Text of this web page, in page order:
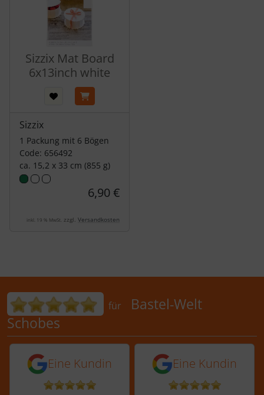
Sizzix Mat Board
6x13inch white
Sizzix
1 Packung mit 6 Bögen
Code: 656492
ca. 15,2 x 33 cm (855 g)
6,90 €
inkl. 19 % MwSt. zzgl. Versandkosten
Bewertungen für Bastel-Welt
für
Bastel-Welt
Schobes
5 von 5 Sternen von einer Kundin vor
Eine Kundin 5 von 5 Sternen
Eine Kundin